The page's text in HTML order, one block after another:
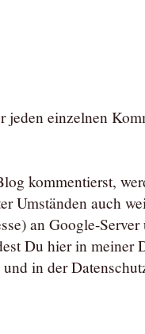
jeden einzelnen
kommentierst,
Umständen auch
an Google-
Du hier in meiner
und in der